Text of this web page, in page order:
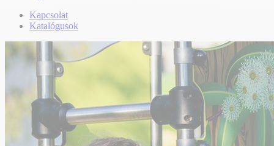
Kapcsolat
Katalógusok